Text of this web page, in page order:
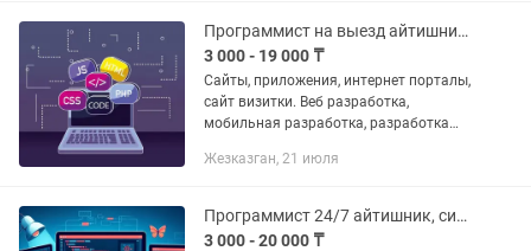
🛠️ Что...
Программист на выезд айтишник системный администратор
3 000 - 19 000 ₸
Сайты, приложения, интернет порталы,
сайт визитки. Веб разработка,
мобильная разработка, разработка
API, Тестирование. Frontend, backend,
Жезказган, 21 июля
Программист 24/7 айтишник, системный администратор
3 000 - 20 000 ₸